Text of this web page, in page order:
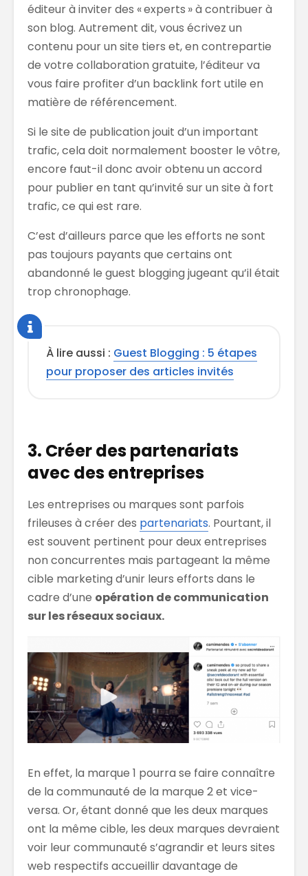
éditeur à inviter des « experts » à contribuer à
son blog. Autrement dit, vous écrivez un
contenu pour un site tiers et, en contrepartie
de votre collaboration gratuite, l’éditeur va
vous faire profiter d’un backlink fort utile en
matière de référencement.
Si le site de publication jouit d’un important
trafic, cela doit normalement booster le vôtre,
encore faut-il donc avoir obtenu un accord
pour publier en tant qu’invité sur un site à fort
trafic, ce qui est rare.
C’est d’ailleurs parce que les efforts ne sont
pas toujours payants que certains ont
abandonné le guest blogging jugeant qu’il était
trop chronophage.
À lire aussi : Guest Blogging : 5 étapes
pour proposer des articles invités
3. Créer des partenariats
avec des entreprises
Les entreprises ou marques sont parfois
frileuses à créer des partenariats. Pourtant, il
est souvent pertinent pour deux entreprises
non concurrentes mais partageant la même
cible marketing d’unir leurs efforts dans le
cadre d’une opération de communication
sur les réseaux sociaux.
En effet, la marque 1 pourra se faire connaître
de la communauté de la marque 2 et vice-
versa. Or, étant donné que les deux marques
ont la même cible, les deux marques devraient
voir leur communauté s’agrandir et leurs sites
web respectifs accueillir davantage de